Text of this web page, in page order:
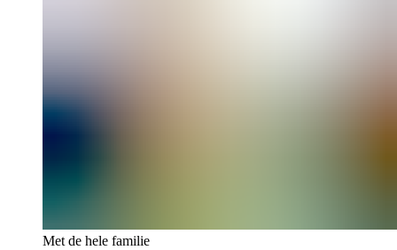
Met de hele familie